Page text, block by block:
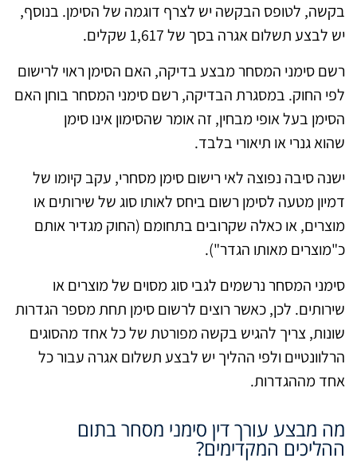
בקשה, לטופס הבקשה יש לצרף דוגמה של הסימן. בנוסף,
יש לבצע תשלום אגרה בסך של 1,617 שקלים.
רשם סימני המסחר מבצע בדיקה, האם הסימן ראוי לרישום
לפי החוק. במסגרת הבדיקה, רשם סימני המסחר בוחן האם
הסימן בעל אופי מבחין, זה אומר שהסימון אינו סימן
שהוא גנרי או תיאורי בלבד.
ישנה סיבה נפוצה לאי רישום סימן מסחרי, עקב קיומו של
דמיון מטעה לסימן רשום ביחס לאותו סוג של שירותים או
מוצרים, או כאלה שקרובים בתחומם (החוק מגדיר אותם
כ"מוצרים מאותו הגדר").
סימני המסחר נרשמים לגבי סוג מסוים של מוצרים או
שירותים. לכן, כאשר רוצים לרשום סימן תחת מספר הגדרות
שונות, צריך להגיש בקשה מפורטת של כל אחד מהסוגים
הרלוונטיים ולפי ההליך יש לבצע תשלום אגרה עבור כל
אחד מההגדרות.
מה מבצע עורך דין סימני מסחר בתום
ההליכים המקדימים?